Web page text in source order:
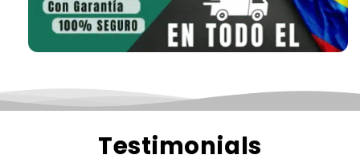
Testimonials